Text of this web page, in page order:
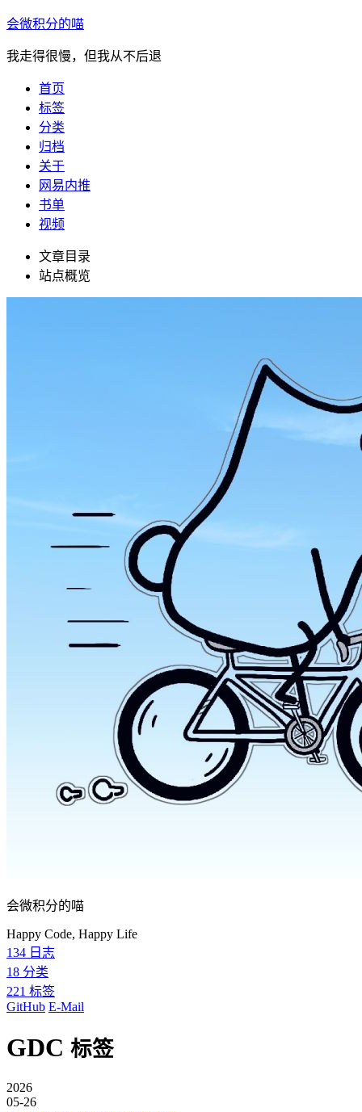
会微积分的喵
我走得很慢，但我从不后退
首页
标签
分类
归档
关于
网易内推
书单
视频
文章目录
站点概览
会微积分的喵
Happy Code, Happy Life
134 日志
18 分类
221 标签
GitHub E-Mail
GDC 标签
2026
05-26